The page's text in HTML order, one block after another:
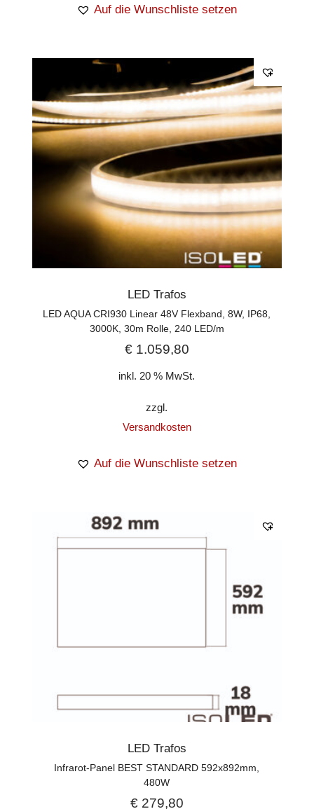
Auf die Wunschliste setzen
LED Trafos
LED AQUA CRI930 Linear 48V Flexband, 8W, IP68,
3000K, 30m Rolle, 240 LED/m
€1.059,80
inkl. 20 % MwSt.
zzgl.
Versandkosten
Auf die Wunschliste setzen
LED Trafos
Infrarot-Panel BEST STANDARD 592x892mm,
480W
€279,80